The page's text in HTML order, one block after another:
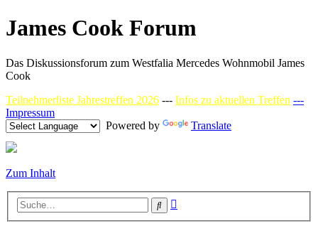
James Cook Forum
Das Diskussionsforum zum Westfalia Mercedes Wohnmobil James
Cook
Teilnehmerliste Jahrestreffen 2026 --- Infos zu aktuellen Treffen ---
Impressum
Powered by
Translate
Zum Inhalt
Suche